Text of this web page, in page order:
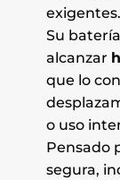
exigentes.
Su
alcanzar
que lo
o uso
Pensado
segura,